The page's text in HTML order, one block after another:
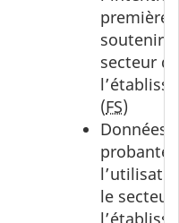
première
soutenir
secteur de
(FS)
Données
le secteur